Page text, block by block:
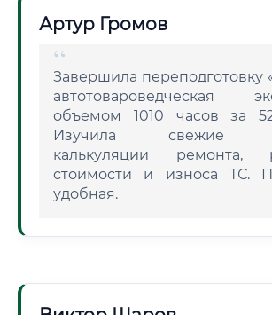
Артур Громов
Завершила переподготовку
автотовароведческая
объемом 1010 часов за
Изучила свежие
калькуляции ремонта,
стоимости и износа ТС.
удобная.